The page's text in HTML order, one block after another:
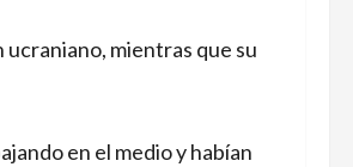
mientras que su
en el medio y habían